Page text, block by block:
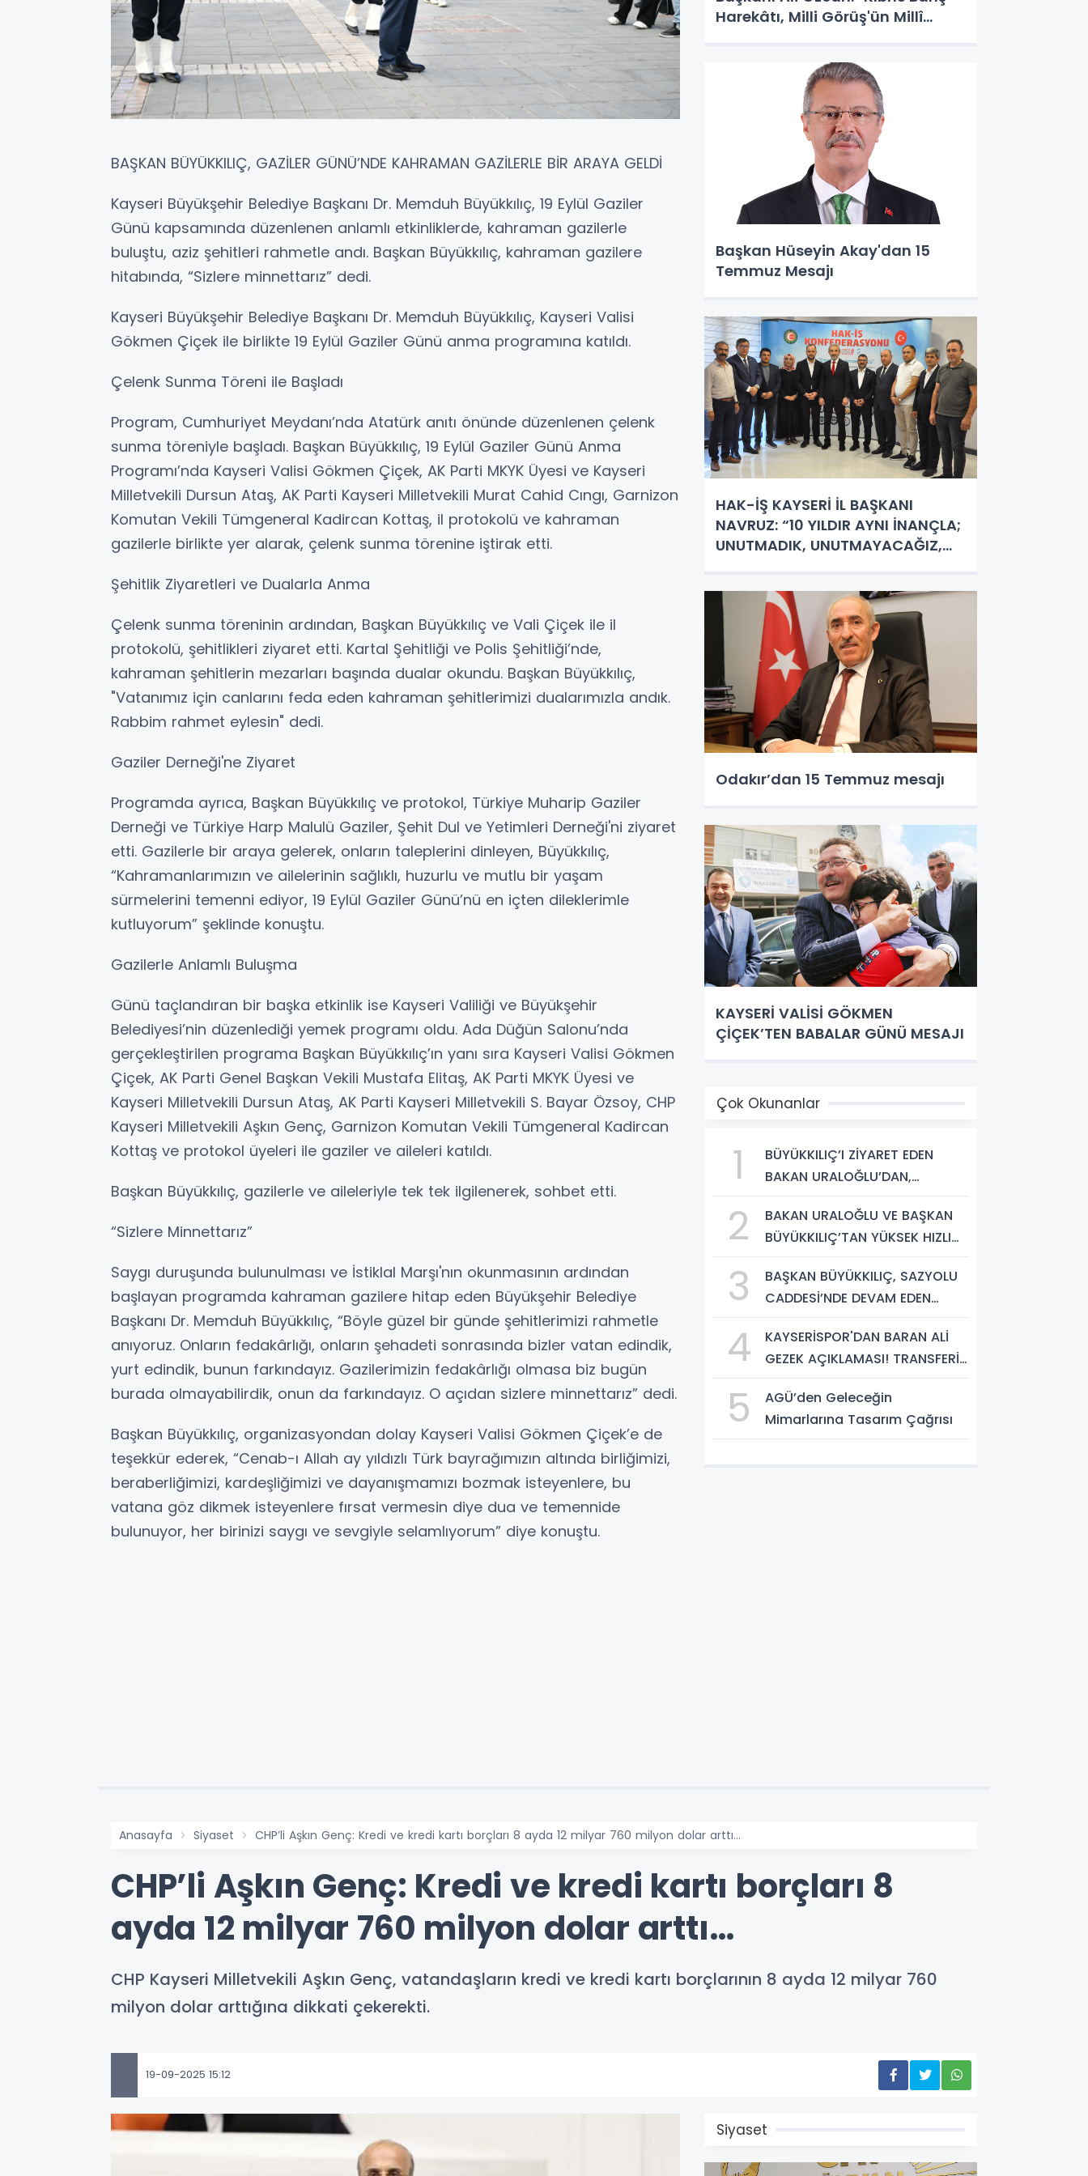
BAŞKAN BÜYÜKKILIÇ, GAZİLER GÜNÜ’NDE KAHRAMAN GAZİLERLE BİR ARAYA GELDİ
Kayseri Büyükşehir Belediye Başkanı Dr. Memduh Büyükkılıç, 19 Eylül Gaziler
Günü kapsamında düzenlenen anlamlı etkinliklerde, kahraman gazilerle
buluştu, aziz şehitleri rahmetle andı. Başkan Büyükkılıç, kahraman gazilere
hitabında, “Sizlere minnettarız” dedi.
Kayseri Büyükşehir Belediye Başkanı Dr. Memduh Büyükkılıç, Kayseri Valisi
Gökmen Çiçek ile birlikte 19 Eylül Gaziler Günü anma programına katıldı.
Çelenk Sunma Töreni ile Başladı
Program, Cumhuriyet Meydanı’nda Atatürk anıtı önünde düzenlenen çelenk
sunma töreniyle başladı. Başkan Büyükkılıç, 19 Eylül Gaziler Günü Anma
Programı’nda Kayseri Valisi Gökmen Çiçek, AK Parti MKYK Üyesi ve Kayseri
Milletvekili Dursun Ataş, AK Parti Kayseri Milletvekili Murat Cahid Cıngı, Garnizon
Komutan Vekili Tümgeneral Kadircan Kottaş, il protokolü ve kahraman
gazilerle birlikte yer alarak, çelenk sunma törenine iştirak etti.
Şehitlik Ziyaretleri ve Dualarla Anma
Çelenk sunma töreninin ardından, Başkan Büyükkılıç ve Vali Çiçek ile il
protokolü, şehitlikleri ziyaret etti. Kartal Şehitliği ve Polis Şehitliği’nde,
kahraman şehitlerin mezarları başında dualar okundu. Başkan Büyükkılıç,
"Vatanımız için canlarını feda eden kahraman şehitlerimizi dualarımızla andık.
Rabbim rahmet eylesin" dedi.
Gaziler Derneği'ne Ziyaret
Programda ayrıca, Başkan Büyükkılıç ve protokol, Türkiye Muharip Gaziler
Derneği ve Türkiye Harp Malulü Gaziler, Şehit Dul ve Yetimleri Derneği'ni ziyaret
etti. Gazilerle bir araya gelerek, onların taleplerini dinleyen, Büyükkılıç,
“Kahramanlarımızın ve ailelerinin sağlıklı, huzurlu ve mutlu bir yaşam
sürmelerini temenni ediyor, 19 Eylül Gaziler Günü’nü en içten dileklerimle
kutluyorum” şeklinde konuştu.
Gazilerle Anlamlı Buluşma
Günü taçlandıran bir başka etkinlik ise Kayseri Valiliği ve Büyükşehir
Belediyesi’nin düzenlediği yemek programı oldu. Ada Düğün Salonu’nda
gerçekleştirilen programa Başkan Büyükkılıç’ın yanı sıra Kayseri Valisi Gökmen
Çiçek, AK Parti Genel Başkan Vekili Mustafa Elitaş, AK Parti MKYK Üyesi ve
Kayseri Milletvekili Dursun Ataş, AK Parti Kayseri Milletvekili S. Bayar Özsoy, CHP
Kayseri Milletvekili Aşkın Genç, Garnizon Komutan Vekili Tümgeneral Kadircan
Kottaş ve protokol üyeleri ile gaziler ve aileleri katıldı.
Başkan Büyükkılıç, gazilerle ve aileleriyle tek tek ilgilenerek, sohbet etti.
“Sizlere Minnettarız”
Saygı duruşunda bulunulması ve İstiklal Marşı'nın okunmasının ardından
başlayan programda kahraman gazilere hitap eden Büyükşehir Belediye
Başkanı Dr. Memduh Büyükkılıç, “Böyle güzel bir günde şehitlerimizi rahmetle
anıyoruz. Onların fedakârlığı, onların şehadeti sonrasında bizler vatan edindik,
yurt edindik, bunun farkındayız. Gazilerimizin fedakârlığı olmasa biz bugün
burada olmayabilirdik, onun da farkındayız. O açıdan sizlere minnettarız” dedi.
Başkan Büyükkılıç, organizasyondan dolay Kayseri Valisi Gökmen Çiçek’e de
teşekkür ederek, “Cenab-ı Allah ay yıldızlı Türk bayrağımızın altında birliğimizi,
beraberliğimizi, kardeşliğimizi ve dayanışmamızı bozmak isteyenlere, bu
vatana göz dikmek isteyenlere fırsat vermesin diye dua ve temennide
bulunuyor, her birinizi saygı ve sevgiyle selamlıyorum” diye konuştu.
Harekâtı, Milli Görüş'ün Millî
Başkan Hüseyin Akay'dan 15
Temmuz Mesajı
HAK-İŞ KAYSERİ İL BAŞKANI
NAVRUZ: “10 YILDIR AYNI İNANÇLA;
UNUTMADIK, UNUTMAYACAĞIZ,
Odakır’dan 15 Temmuz mesajı
KAYSERİ VALİSİ GÖKMEN
ÇİÇEK’TEN BABALAR GÜNÜ MESAJI
Çok Okunanlar
1
BÜYÜKKILIÇ’I ZİYARET EDEN
BAKAN URALOĞLU’DAN,
YÖNETİM UYUMU’NA VURGU
2
BAKAN URALOĞLU VE BAŞKAN
BÜYÜKKILIÇ’TAN YÜKSEK HIZLI
3
BAŞKAN BÜYÜKKILIÇ, SAZYOLU
CADDESİ’NDE DEVAM EDEN
İNCELEDİ
4
KAYSERİSPOR'DAN BARAN ALİ
GEZEK AÇIKLAMASI! TRANSFERİN
5
AGÜ’den Geleceğin
Mimarlarına Tasarım Çağrısı
Anasayfa Siyaset CHP’li Aşkın Genç: Kredi ve kredi kartı borçları 8 ayda 12 milyar 760 milyon dolar arttı…
CHP’li Aşkın Genç: Kredi ve kredi kartı borçları 8
ayda 12 milyar 760 milyon dolar arttı…
CHP Kayseri Milletvekili Aşkın Genç, vatandaşların kredi ve kredi kartı borçlarının 8 ayda 12 milyar 760
milyon dolar arttığına dikkati çekerekti.
19-09-2025 15:12
Siyaset